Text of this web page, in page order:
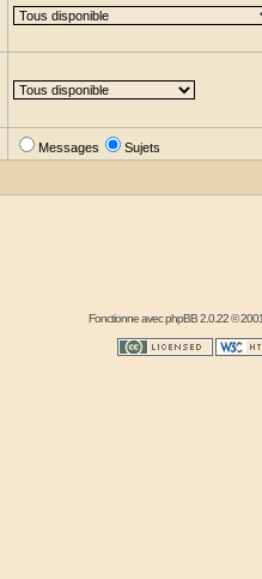
Messages Sujets
Fonctionne avecphpBB2.0.22 ©